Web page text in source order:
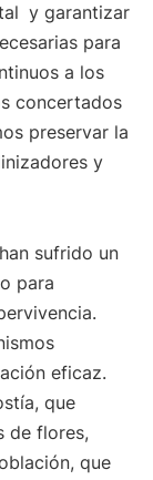
y garantizar
para
a los
concertados
preservar la
y
sufrido un
para
eficaz.
que
de flores,
que